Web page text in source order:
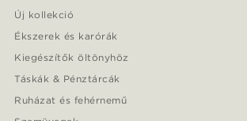
Új kollekció
Ékszerek és karórák
Kiegészítők öltönyhöz
Táskák & Pénztárcák
Ruházat és fehérnemű